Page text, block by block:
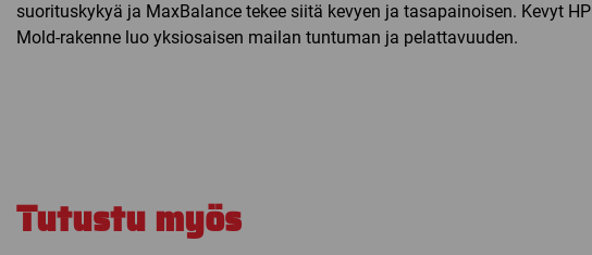
suorituskykyä ja MaxBalance tekee siitä kevyen ja tasapainoisen. Kevyt HP
Mold-rakenne luo yksiosaisen mailan tuntuman ja pelattavuuden.
Tutustu myös